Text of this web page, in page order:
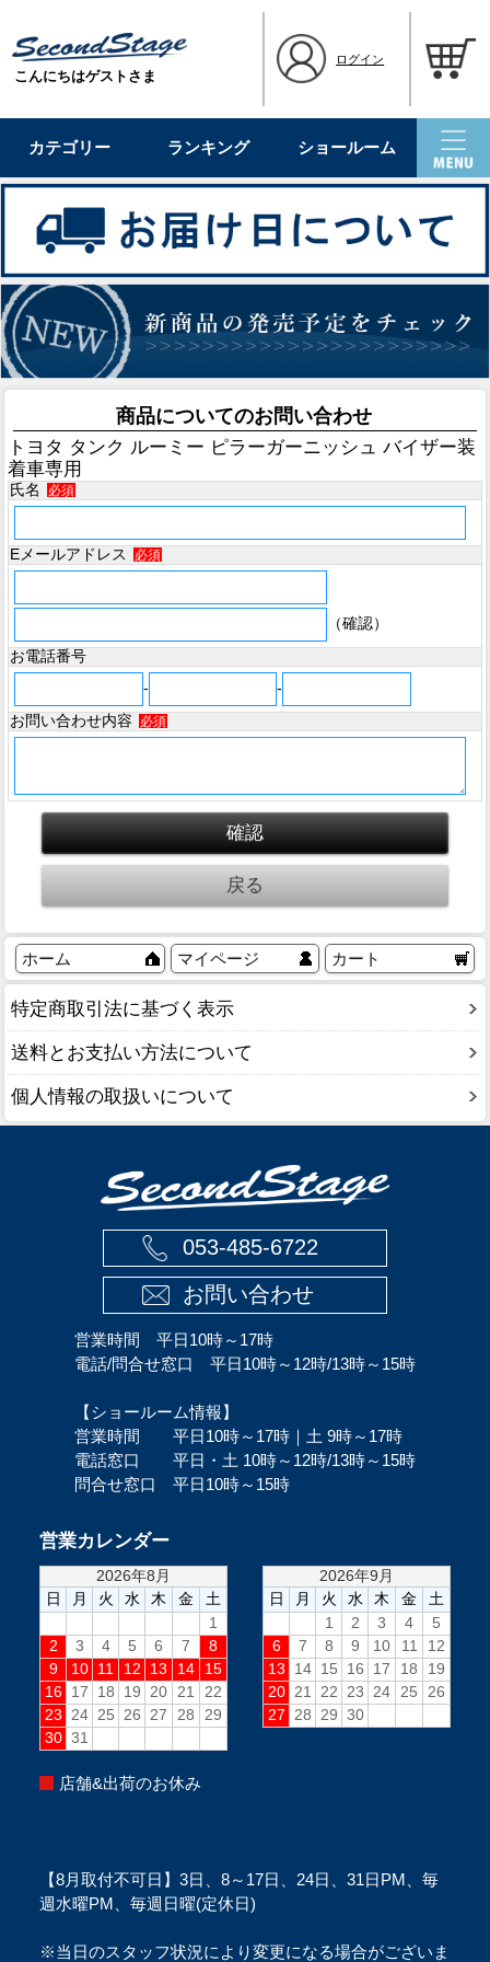
こんにちはゲストさま
ログイン
カテゴリー ランキング ショールーム
商品についてのお問い合わせ
トヨタ タンク ルーミー ピラーガーニッシュ バイザー装
着車専用
氏名 必須
Eメールアドレス 必須
（確認）
お電話番号
-
-
お問い合わせ内容
必須
ホーム マイページ カート
特定商取引法に基づく表示
送料とお支払い方法について
個人情報の取扱いについて
053-485-6722
お問い合わせ
営業時間 平日10時～17時
電話/問合せ窓口 平日10時～12時/13時～15時
【ショールーム情報】
営業時間 平日10時～17時｜土 9時～17時
電話窓口 平日・土 10時～12時/13時～15時
問合せ窓口 平日10時～15時
営業カレンダー
店舗&出荷のお休み
【8月取付不可日】3日、8～17日、24日、31日PM、毎
週水曜PM、毎週日曜(定休日)
※当日のスタッフ状況により変更になる場合がございま